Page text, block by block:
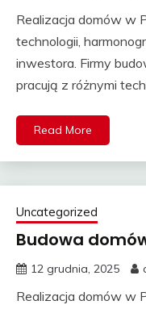
Realizacja domów w
technologii,
inwestora. Firmy
pracują z różnymi
Read More
Uncategorized
Budowa
12 grudnia, 2025
Realizacja domów w